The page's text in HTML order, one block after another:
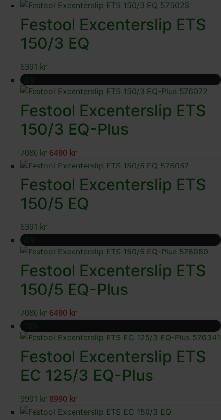
Festool Excenterslip ETS
150/3 EQ
6391 kr
-8%
Festool Excenterslip ETS
150/3 EQ-Plus
7080kr 6490 kr
Festool Excenterslip ETS
150/5 EQ
6391 kr
-8%
Festool Excenterslip ETS
150/5 EQ-Plus
7080kr 6490 kr
-10%
Festool Excenterslip ETS
EC 125/3 EQ-Plus
9991kr 8990 kr